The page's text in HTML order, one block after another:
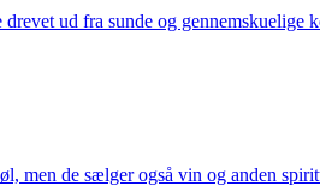
ud fra sunde og
men de sælger også vin og anden